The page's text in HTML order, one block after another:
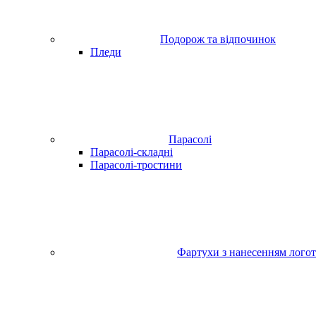
Подорож та відпочинок
Пледи
Парасолі
Парасолі-складні
Парасолі-тростини
Фартухи з нанесенням